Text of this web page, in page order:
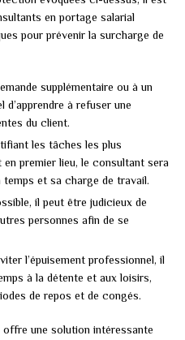
en portage salarial
pour prévenir la surcharge de
supplémentaire ou à un
à refuser une
du client.
les tâches les plus
premier lieu, le consultant sera
et sa charge de travail.
il peut être judicieux de
personnes afin de se
l’épuisement professionnel, il
à la détente et aux loisirs,
de repos et de congés.
une solution intéressante